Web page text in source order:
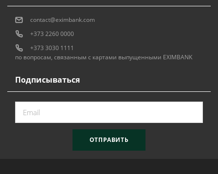
Подписываться
ОТПРАВИТЬ
contact@eximbank.com
+373 2260 0000
+373 3030 1111
по вопросам, связанным с картами выпущенными EXIMBANK